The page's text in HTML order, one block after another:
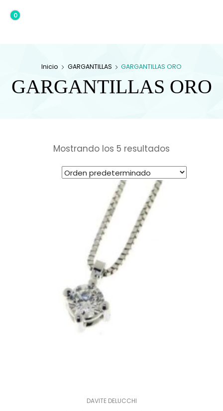
0,00€
0
Inicio GARGANTILLAS GARGANTILLAS ORO
GARGANTILLAS ORO
Mostrando los 5 resultados
DAVITE DELUCCHI